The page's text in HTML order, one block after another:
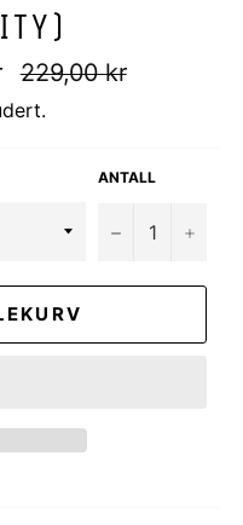
Vanlig
pris
229,00 kr
ANTALL
− +